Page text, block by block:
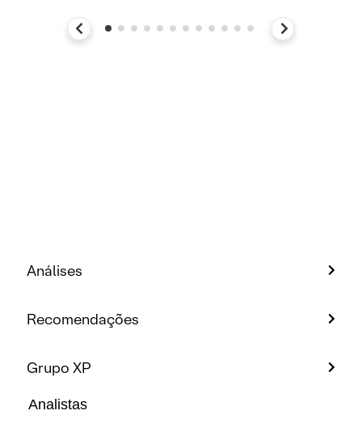
Análises
Recomendações
Grupo XP
Analistas